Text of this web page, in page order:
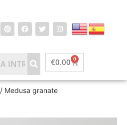
€0.00 0
/ Medusa granate